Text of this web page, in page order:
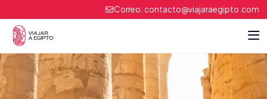
Correo: contacto@viajaraegipto.com